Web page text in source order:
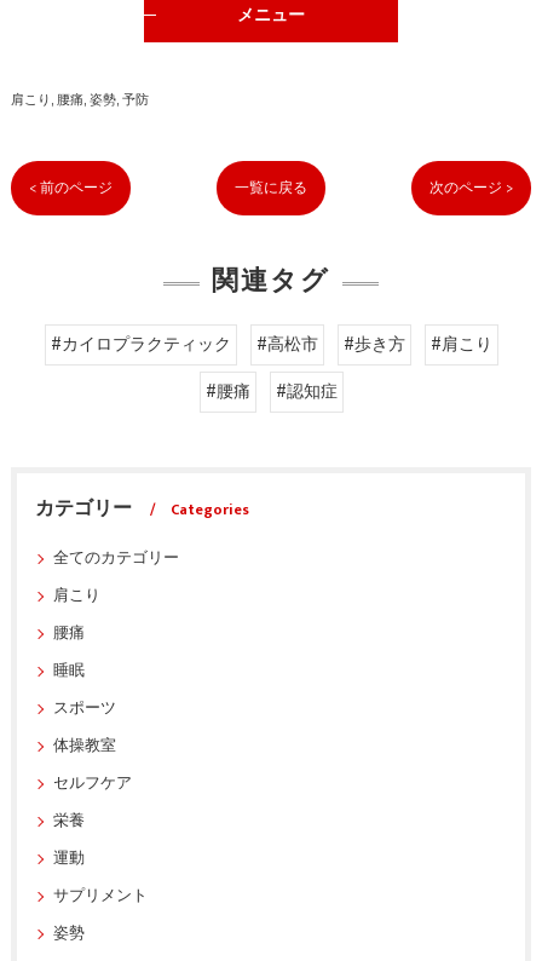
メニュー
肩こり 腰痛 姿勢 予防
< 前のページ 一覧に戻る 次のページ >
関連タグ
#カイロプラクティック #高松市 #歩き方
#肩こり
#腰痛
#認知症
カテゴリー
Categories
全てのカテゴリー
肩こり
腰痛
睡眠
スポーツ
体操教室
セルフケア
栄養
運動
サプリメント
姿勢